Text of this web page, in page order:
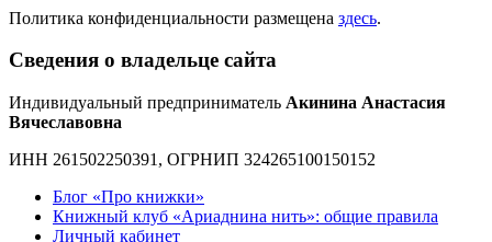
Политика конфиденциальности размещена здесь.
Сведения о владельце сайта
Индивидуальный предприниматель Акинина Анастасия
Вячеславовна
ИНН 261502250391, ОГРНИП 324265100150152
Блог «Про книжки»
Книжный клуб «Ариаднина нить»: общие правила
Личный кабинет